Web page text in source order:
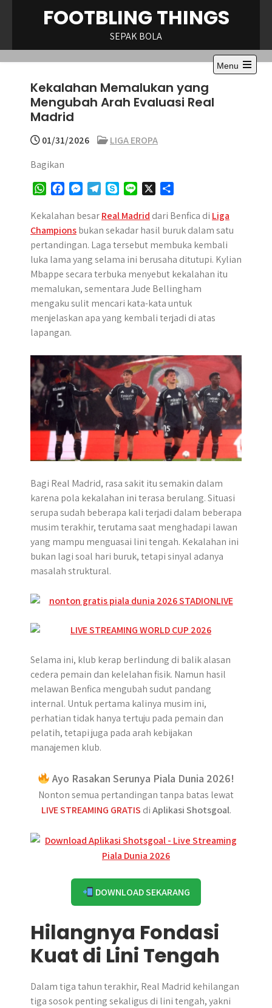
FOOTBLING THINGS
SEPAK BOLA
Menu
Open
Kekalahan Memalukan yang
Mengubah Arah Evaluasi Real
Madrid
01/31/2026
LIGA EROPA
Bagikan
W
a
t
s
A
p
c
e
b
o
s
s
e
n
r
l
e
g
r
y
p
e
n
e
a
r
e
Kekalahan besarReal Madrid dari Benfica di Liga
Championsbukan sekadar hasil buruk dalam satu
pertandingan. Laga tersebut membuka kembali
luka lama yang selama ini berusaha ditutupi. Kylian
Mbappe secara terbuka menyebut kekalahan itu
memalukan, sementara Jude Bellingham
mengaku sulit mencari kata-kata untuk
menjelaskan apa yang kembali terjadi di atas
lapangan.
Bagi Real Madrid, rasa sakit itu semakin dalam
karena pola kekalahan ini terasa berulang. Situasi
serupa sudah beberapa kali terjadi dalam beberapa
musim terakhir, terutama saat menghadapi lawan
yang mampu menguasai lini tengah. Kekalahan ini
bukan lagi soal hari buruk, tetapi sinyal adanya
masalah struktural.
Selama ini, klub kerap berlindung di balik alasan
cedera pemain dan kelelahan fisik. Namun hasil
melawan Benfica mengubah sudut pandang
internal. Untuk pertama kalinya musim ini,
perhatian tidak hanya tertuju pada pemain dan
pelatih, tetapi juga pada arah kebijakan
manajemen klub.
Ayo Rasakan Serunya Piala Dunia 2026!
Nonton semua pertandingan tanpa batas lewat
LIVE STREAMING GRATIS diAplikasi Shotsgoal.
DOWNLOAD SEKARANG
Hilangnya Fondasi
Kuat di Lini Tengah
Dalam tiga tahun terakhir, Real Madrid kehilangan
tiga sosok penting sekaligus di lini tengah, yakni